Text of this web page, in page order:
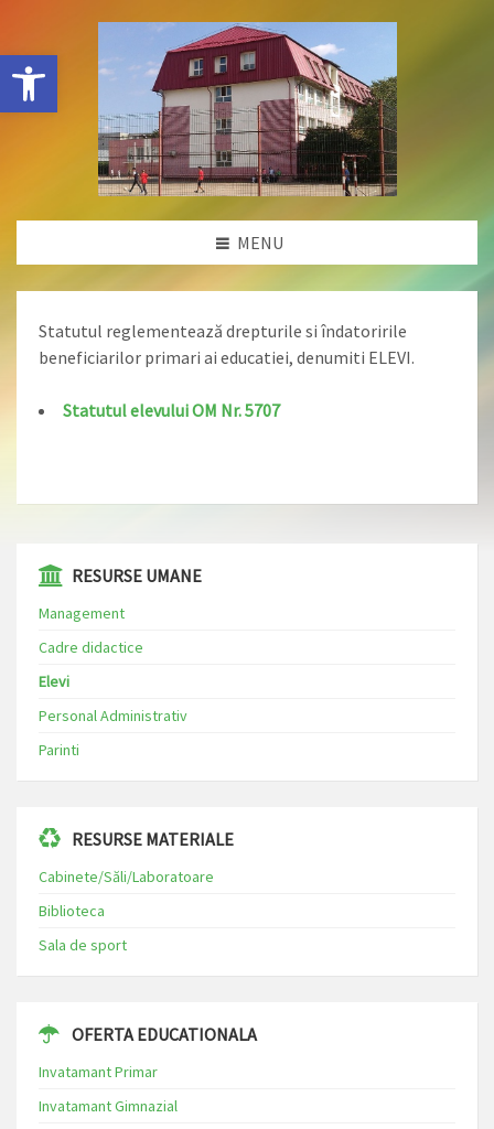
Deschide bara de unelte
MENU
Statutul reglementează drepturile si îndatoririle
beneficiarilor primari ai educatiei, denumiti ELEVI.
Statutul elevului OM Nr. 5707
⁠⁠⁠RESURSE UMANE
Management
Cadre didactice
Elevi
Personal Administrativ
Parinti
RESURSE MATERIALE
Cabinete/Săli/Laboratoare
Biblioteca
Sala de sport
OFERTA EDUCATIONALA
Invatamant Primar
Invatamant Gimnazial